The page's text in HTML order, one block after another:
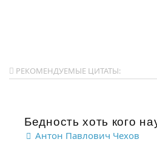
РЕКОМЕНДУЕМЫЕ ЦИТАТЫ:
Бедность хоть кого
Антон Павлович Чехов